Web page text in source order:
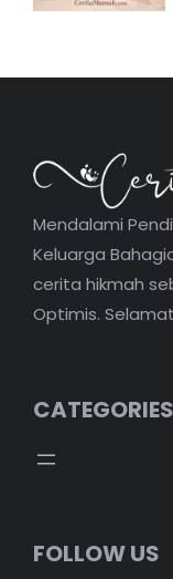
Mendalami
Keluarga
cerita hikmah
Optimis.
CATEGORIES
FOLLOW US